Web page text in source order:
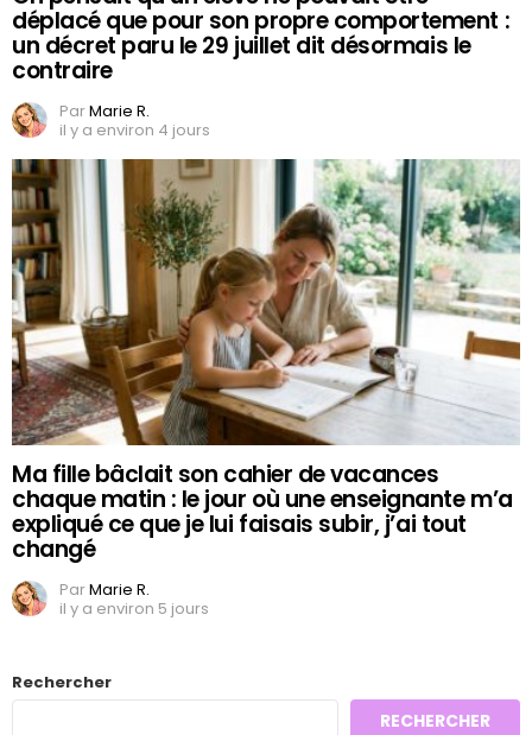
déplacé que pour son propre comportement :
un décret paru le 29 juillet dit désormais le
contraire
ParMarie R.
il y a environ 4 jours
Ma fille bâclait son cahier de vacances
chaque matin : le jour où une enseignante m’a
expliqué ce que je lui faisais subir, j’ai tout
changé
ParMarie R.
il y a environ 5 jours
Rechercher
RECHERCHER